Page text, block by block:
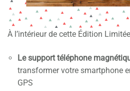
À l’intérieur de cette Édition
Le support téléphone
transformer votre smartphone
GPS